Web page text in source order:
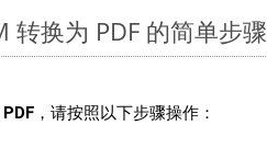
转换为 PDF 的简单步骤
，请按照以下步骤操作：